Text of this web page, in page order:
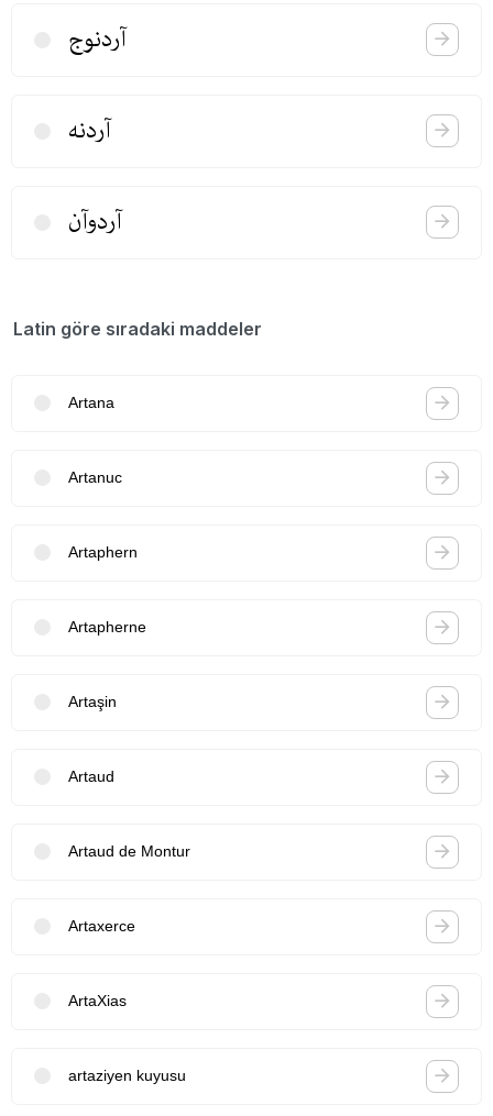
آردنوج
آردنه
آردوآن
Latin göre sıradaki maddeler
Artana
Artanuc
Artaphern
Artapherne
Artaşin
Artaud
Artaud de Montur
Artaxerce
ArtaXias
artaziyen kuyusu